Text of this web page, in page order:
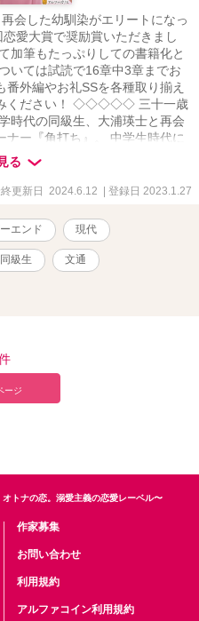
会した幼馴染がエリートになっ
愛大賞で奨励賞いただきまし
加筆もたっぷりしての書籍化と
いては試読で16章中3章までお
外編やお礼SSを各種取り揃え
みください！ ◇◇◇◇◇ 三十一歳
時代の同級生、大浦瑛士と再会
ー『角打ち』。 中学生時代に
にしたやらかしで、彩乃は一方
女に瑛士はグイグイと誘いかけ
して付き合っている？ でもどう
甘い恋愛話を愛する人に捧げま
る
終更新日 2024.6.12 | 登録日 2023.1.27
エンド 現代
同級生 文通
ージ
トナの恋。溺愛主義の恋愛レーベル〜
作家募集
お問い合わせ
利用規約
アルファコイン利用規約